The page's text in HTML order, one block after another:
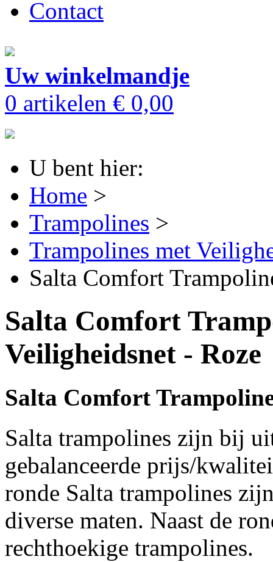
Contact
Uw winkelmandje
0 artikelen € 0,00
U bent hier:
Home >
Trampolines >
Trampolines met
Salta Comfort
Salta Comfort
Veiligheidsnet - Roze
Salta Comfort
Salta trampolines zijn bij
gebalanceerde prijs/
ronde Salta trampolines
diverse maten. Naast de
rechthoekige trampolines.